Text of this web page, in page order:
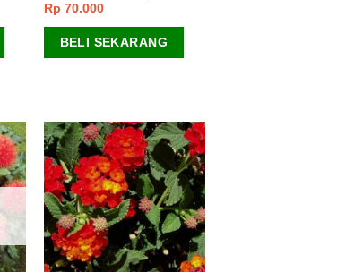
Rp 70.000
BELI SEKARANG